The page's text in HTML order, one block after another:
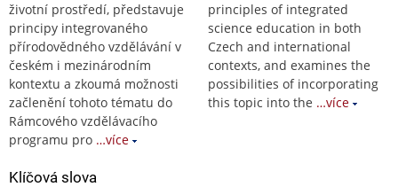
životní prostředí, představuje
principy integrovaného
přírodovědného vzdělávání v
českém i mezinárodním
kontextu a zkoumá možnosti
začlenění tohoto tématu do
Rámcového vzdělávacího
programu pro …více
principles of integrated
science education in both
Czech and international
contexts, and examines the
possibilities of incorporating
this topic into the …více
Klíčová slova